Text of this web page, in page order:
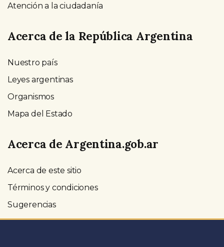
Atención a la ciudadanía
Acerca de la República Argentina
Nuestro país
Leyes argentinas
Organismos
Mapa del Estado
Acerca de Argentina.gob.ar
Acerca de este sitio
Términos y condiciones
Sugerencias